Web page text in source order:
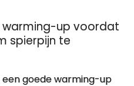
up voordat
spierpijn te
een goede warming-up